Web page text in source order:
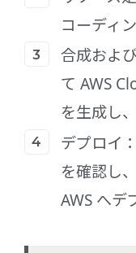
コーディ
合成およ
て AWS
を生成し
デプロイ
を確認し
AWS へデ